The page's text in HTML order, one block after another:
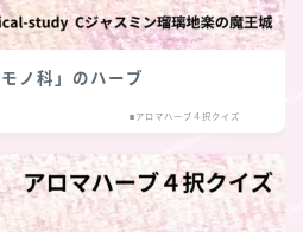
ノ科」のハーブ
■アロマハーブ４択クイズ